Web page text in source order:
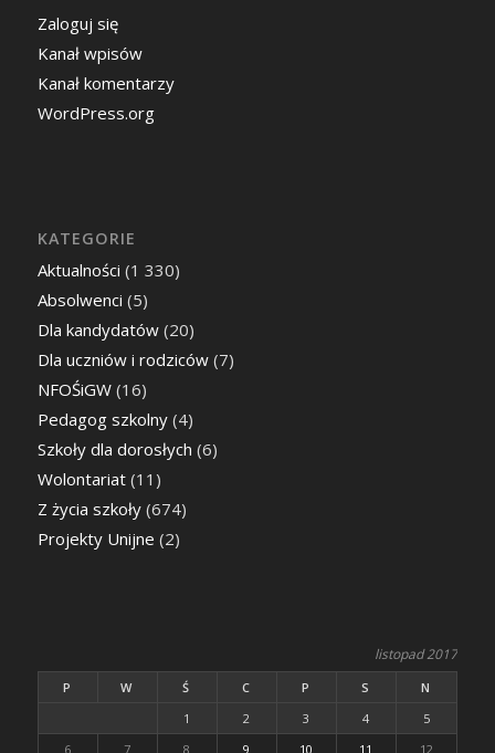
Zaloguj się
Kanał wpisów
Kanał komentarzy
WordPress.org
KATEGORIE
Aktualności (1 330)
Absolwenci (5)
Dla kandydatów(20)
Dla uczniów i rodziców(7)
NFOŚiGW(16)
Pedagog szkolny(4)
Szkoły dla dorosłych (6)
Wolontariat(11)
Z życia szkoły(674)
Projekty Unijne (2)
listopad 2017
P W Ś C P S
N
1
2 3 4
5
6
7 8 9 10 11 12